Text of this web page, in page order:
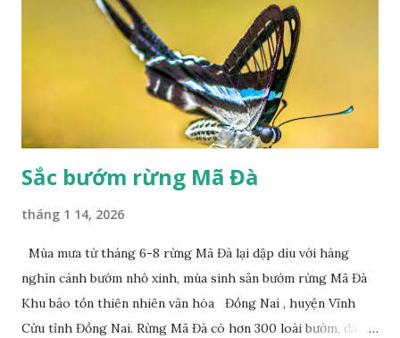
Sắc bướm rừng Mã Đà
tháng 1 14, 2026
Mùa mưa từ tháng 6-8 rừng Mã Đà lại dập dìu với hàng
nghìn cánh bướm nhỏ xinh, mùa sinh sản bướm rừng Mã Đà
Khu bảo tồn thiên nhiên văn hóa Đồng Nai , huyện Vĩnh
Cửu tỉnh Đồng Nai. Rừng Mã Đà có hơn 300 loài bướm, đặc